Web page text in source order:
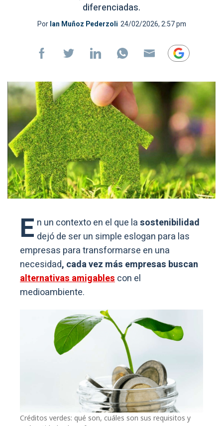
diferenciadas.
PorIan Muñoz Pederzoli 24/02/2026, 2:57 pm
E n un contexto en el que lasostenibilidad
dejó de ser un simple eslogan para las
empresas para transformarse en una
necesidad, cada vez más empresas buscan
alternativas amigablescon el
medioambiente.
Créditos verdes: qué son, cuáles son sus requisitos y